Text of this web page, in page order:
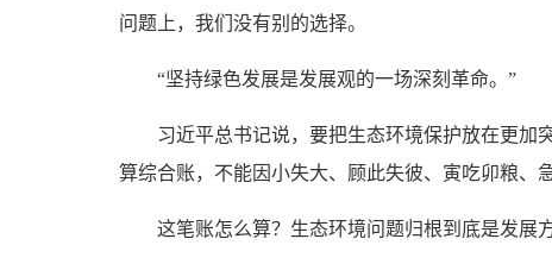
问题上，我们没有别的选择。
“坚持绿色发展是发展观的一场深刻革命。”
习近平总书记说，要把生态环境保护放在更加突
算综合账，不能因小失大、顾此失彼、寅吃卯粮、
这笔账怎么算？生态环境问题归根到底是发展方